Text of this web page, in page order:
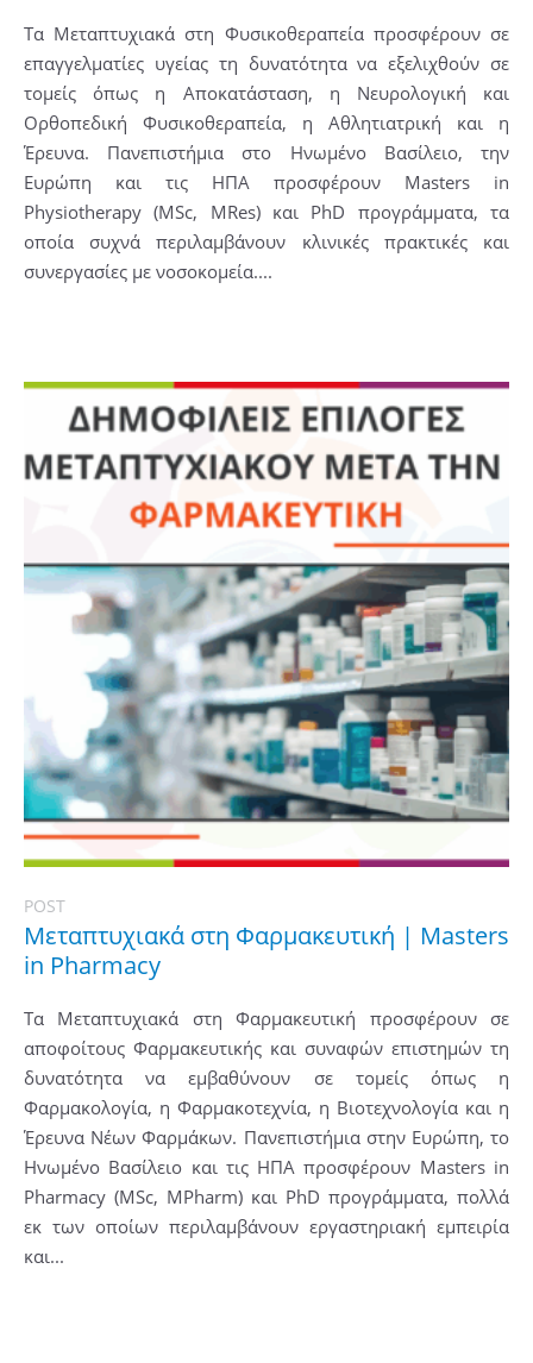
Τα Μεταπτυχιακά στη Φυσικοθεραπεία προσφέρουν σε
επαγγελματίες υγείας τη δυνατότητα να εξελιχθούν σε
τομείς όπως η Αποκατάσταση, η Νευρολογική και
Ορθοπεδική Φυσικοθεραπεία, η Αθλητιατρική και η
Έρευνα. Πανεπιστήμια στο Ηνωμένο Βασίλειο, την
Ευρώπη και τις ΗΠΑ προσφέρουν Masters in
Physiotherapy (MSc, MRes) και PhD προγράμματα, τα
οποία συχνά περιλαμβάνουν κλινικές πρακτικές και
συνεργασίες με νοσοκομεία....
POST
Μεταπτυχιακά στη Φαρμακευτική | Masters
in Pharmacy
Τα Μεταπτυχιακά στη Φαρμακευτική προσφέρουν σε
αποφοίτους Φαρμακευτικής και συναφών επιστημών τη
δυνατότητα να εμβαθύνουν σε τομείς όπως η
Φαρμακολογία, η Φαρμακοτεχνία, η Βιοτεχνολογία και η
Έρευνα Νέων Φαρμάκων. Πανεπιστήμια στην Ευρώπη, το
Ηνωμένο Βασίλειο και τις ΗΠΑ προσφέρουν Masters in
Pharmacy (MSc, MPharm) και PhD προγράμματα, πολλά
εκ των οποίων περιλαμβάνουν εργαστηριακή εμπειρία
και...